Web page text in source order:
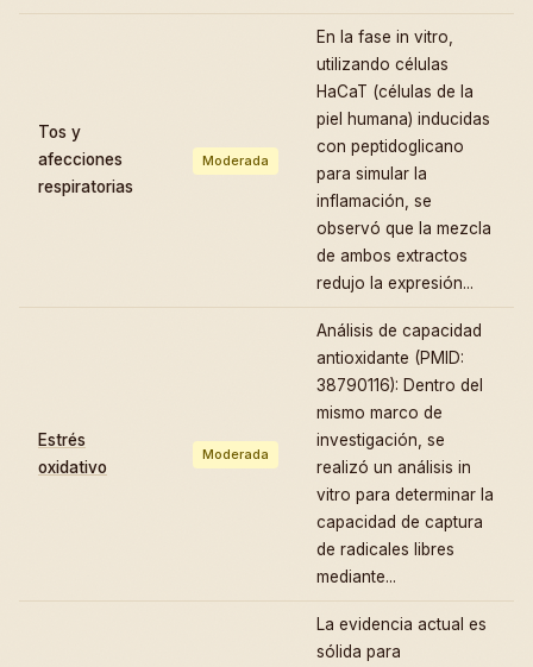
Tos y
afecciones
respiratorias
Moderada
En la fase in vitro,
utilizando células
HaCaT (células de la
piel humana) inducidas
con peptidoglicano
para simular la
inflamación, se
observó que la mezcla
de ambos extractos
redujo la expresión...
Estrés
oxidativo
Moderada
Análisis de capacidad
antioxidante (PMID:
38790116): Dentro del
mismo marco de
investigación, se
realizó un análisis in
vitro para determinar la
capacidad de captura
de radicales libres
mediante...
La evidencia actual es
sólida para